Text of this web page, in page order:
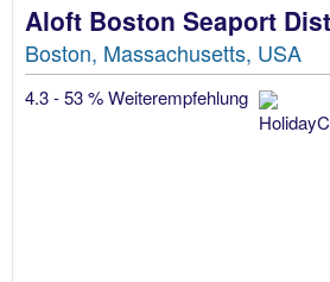
Aloft Boston Seaport
Boston, Massachusetts, USA
4.3 - 53 % Weiterempfehlung